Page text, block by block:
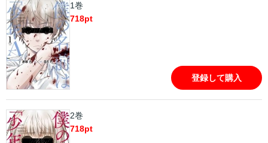
1巻
718pt
登録して購入
2巻
718pt